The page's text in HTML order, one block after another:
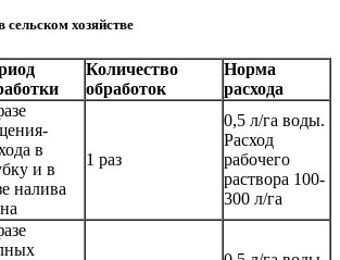
хозяйстве
Количество
обработок
Норма
расхода
в
и в
налива
1 раз
0,5 л/га воды.
Расход
рабочего
раствора 100-
300 л/га